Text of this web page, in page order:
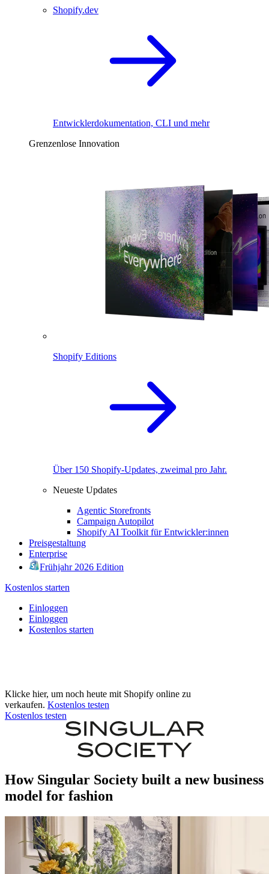
Shopify.dev
Entwicklerdokumentation, CLI und mehr
Grenzenlose Innovation
Shopify Editions
Über 150 Shopify-Updates, zweimal pro Jahr.
Neueste Updates
Agentic Storefronts
Campaign Autopilot
Shopify AI Toolkit für Entwickler:innen
Preisgestaltung
Enterprise
Frühjahr 2026 Edition
Kostenlos starten
Einloggen
Einloggen
Kostenlos starten
Klicke hier, um noch heute mit Shopify online zu
verkaufen. Kostenlos testen
Kostenlos testen
How Singular Society built a new business
model for fashion